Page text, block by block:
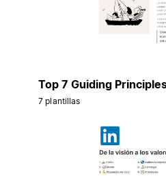
Top 7 Guiding
7 plantillas